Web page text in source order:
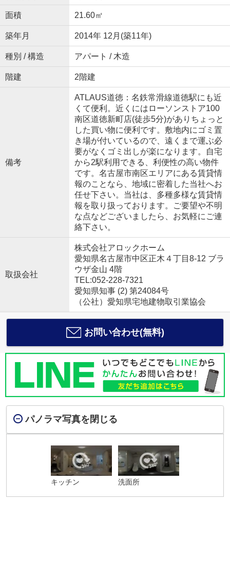
面積 21.60㎡
築年月 2014年 12月(築11年)
種別 / 構造 アパート / 木造
階建 2階建
備考
ATLAUS道徳：名鉄常滑線道徳駅にも近
くて便利。近くにはローソンストア100
南区道徳新町店(徒歩5分)がありちょっと
した買い物に便利です。敷地内にゴミ置
き場が付いているので、遠くまで運ぶ必
要がなくゴミ出しが楽になります。自宅
から2駅利用できる、利便性の高い物件
です。名古屋市南区エリアにある賃貸情
報のことなら、地域に密着した当社へお
任せ下さい。当社は、多種多様な賃貸情
報を取り扱っております。ご要望や不明
な点などございましたら、お気軽にご連
絡下さい。
取扱会社
株式会社アロックホーム
愛知県名古屋市中区正木４丁目8-12 ブラ
ウザ金山 4階
TEL:052-228-7321
愛知県知事 (2) 第24084号
（公社）愛知県宅地建物取引業協会
お問い合わせ(無料)
パノラマ写真を閉じる
キッチン 洗面所